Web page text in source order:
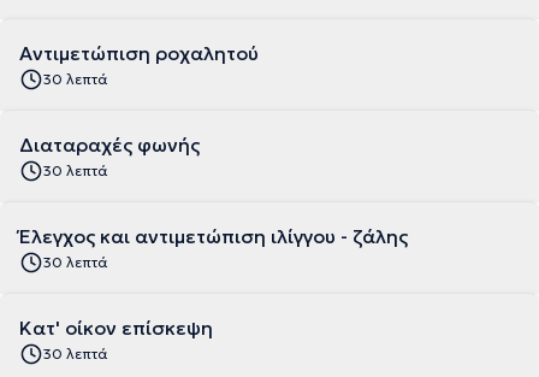
Αντιμετώπιση ροχαλητού
30 λεπτά
Διαταραχές φωνής
30 λεπτά
Έλεγχος και αντιμετώπιση ιλίγγου - ζάλης
30 λεπτά
Κατ' οίκον επίσκεψη
30 λεπτά